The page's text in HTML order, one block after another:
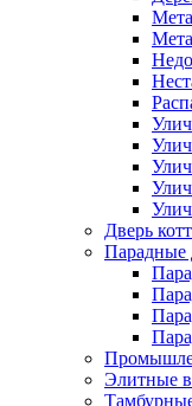
Дверь
Парадные
Элитные